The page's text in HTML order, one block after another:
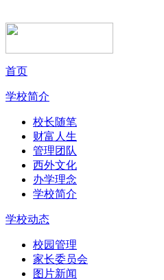
首页
学校简介
校长随笔
财富人生
管理团队
西外文化
办学理念
学校简介
学校动态
校园管理
家长委员会
图片新闻